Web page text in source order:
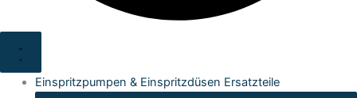
Einspritzpumpen & Einspritzdüsen Ersatzteile